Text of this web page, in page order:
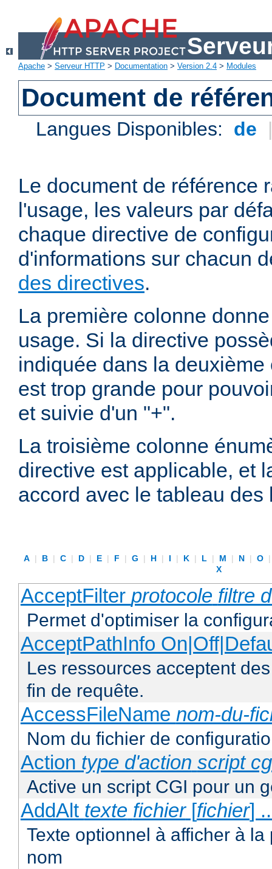
Apache > Serveur HTTP > Documentation > Version 2.4 > Modules
Document de
Langues Disponibles: de
Le document de référence
l'usage, les valeurs par
chaque directive de
d'informations sur chacun
des directives.
La première colonne
usage. Si la directive
indiquée dans la
est trop grande pour
et suivie d'un "+".
La troisième colonne
directive est applicable, et
accord avec le tableau
A | B | C | D | E | F | G | H | I | K | L | M | N | O
X
AcceptFilter protocole filtre
Permet d'optimiser la
AcceptPathInfo
Les ressources acceptent
fin de requête.
AccessFileName nom-du-
Nom du fichier de
Action type d'action script
Active un script CGI pour un
AddAlt texte fichier[fichier]
Texte optionnel à afficher à
nom